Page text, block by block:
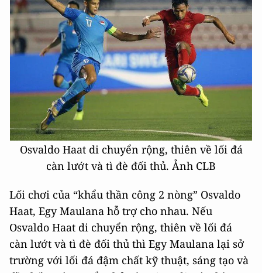
Osvaldo Haat di chuyển rộng, thiên về lối đá
càn lướt và tì đè đối thủ. Ảnh CLB
Lối chơi của “khẩu thần công 2 nòng” Osvaldo
Haat, Egy Maulana hỗ trợ cho nhau. Nếu
Osvaldo Haat di chuyển rộng, thiên về lối đá
càn lướt và tì đè đối thủ thì Egy Maulana lại sở
trường với lối đá đậm chất kỹ thuật, sáng tạo và